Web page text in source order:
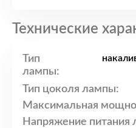
Технические
Тип
лампы:
Тип цоколя лампы:
Максимальная
Напряжение питания